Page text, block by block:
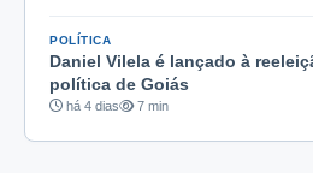
POLÍTICA
Daniel Vilela é lançado à
política de Goiás
há 4 dias 7 min